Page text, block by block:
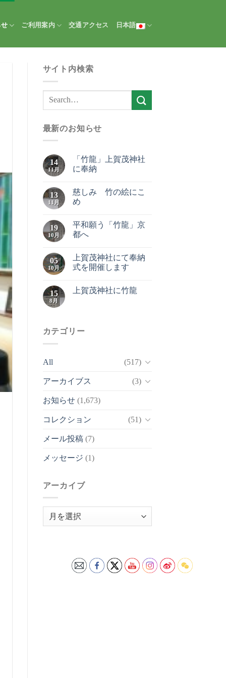
ご利用案内 交通アクセス 日本語
サイト内検索
最新のお知らせ
14
11月
「竹龍」上賀茂神社
に奉納
13
11月
慈しみ 竹の絵にこ
め
19
10月
平和願う「竹龍」京
都へ
05
10月
上賀茂神社にて奉納
式を開催します
15
8月
上賀茂神社に竹龍
カテゴリー
All (517)
アーカイブス (3)
お知らせ(1,673)
コレクション (51)
メール投稿(7)
メッセージ (1)
アーカイブ